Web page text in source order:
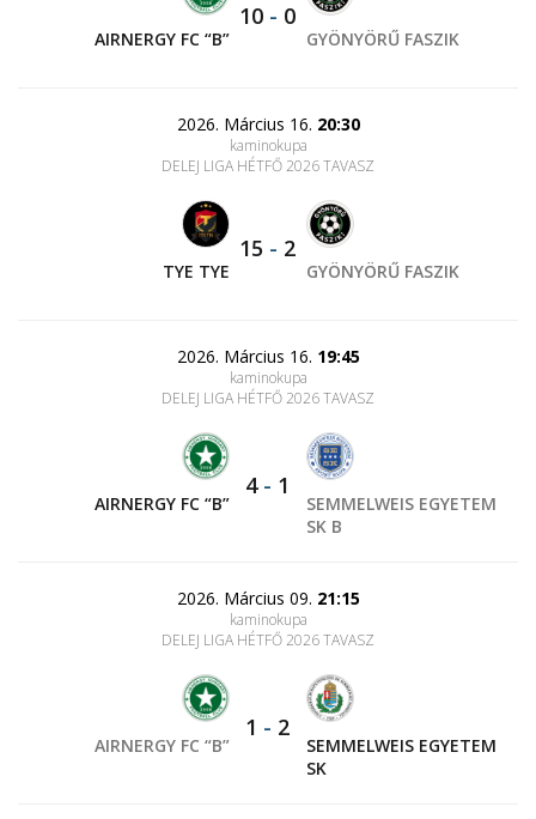
AIRNERGY FC “B”
10 - 0
GYÖNYÖRŰ FASZIK
2026. Március 16. 20:30
kaminokupa
DELEJ LIGA HÉTFŐ 2026 TAVASZ
TYE TYE
15 - 2
GYÖNYÖRŰ FASZIK
2026. Március 16. 19:45
kaminokupa
DELEJ LIGA HÉTFŐ 2026 TAVASZ
AIRNERGY FC “B”
4- 1
SEMMELWEIS EGYETEM
SK B
2026. Március 09. 21:15
kaminokupa
DELEJ LIGA HÉTFŐ 2026 TAVASZ
AIRNERGY FC “B”
1 - 2
SEMMELWEIS EGYETEM
SK